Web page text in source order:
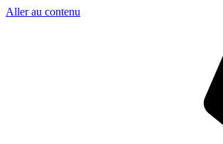
Aller au contenu